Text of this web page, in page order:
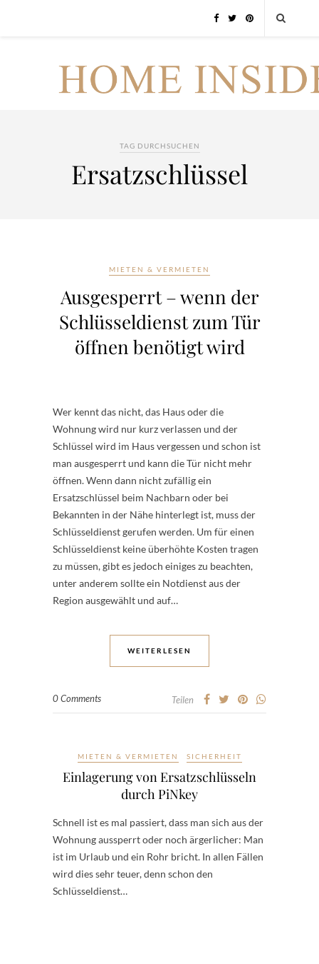
TAG DURCHSUCHEN
Ersatzschlüssel
MIETEN & VERMIETEN
Ausgesperrt – wenn der
Schlüsseldienst zum Tür
öffnen benötigt wird
Wer kennt das nicht, das Haus oder die
Wohnung wird nur kurz verlassen und der
Schlüssel wird im Haus vergessen und schon ist
man ausgesperrt und kann die Tür nicht mehr
öffnen. Wenn dann nicht zufällig ein
Ersatzschlüssel beim Nachbarn oder bei
Bekannten in der Nähe hinterlegt ist, muss der
Schlüsseldienst gerufen werden. Um für einen
Schlüsseldienst keine überhöhte Kosten tragen
zu müssen, gibt es jedoch einiges zu beachten,
unter anderem sollte ein Notdienst aus der
Region ausgewählt und auf…
WEITERLESEN
0 Comments Teilen
MIETEN & VERMIETEN SICHERHEIT
Einlagerung von Ersatzschlüsseln
durch PiNkey
Schnell ist es mal passiert, dass man sich aus der
Wohnung aussperrt oder noch ärgerlicher: Man
ist im Urlaub und ein Rohr bricht. In allen Fällen
wird dies sehr teuer, denn schon den
Schlüsseldienst…